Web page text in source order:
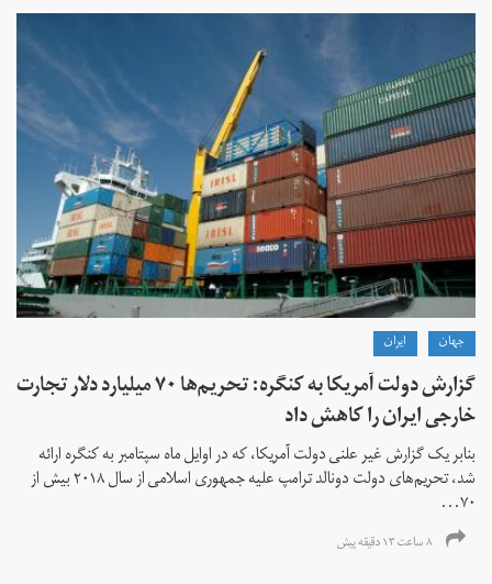
جهان ايران
گزارش دولت آمریکا به کنگره: تحریم‌ها ۷۰ میلیارد دلار تجارت
خارجی ایران را کاهش داد
بنابر یک گزارش غیر علنی دولت آمریکا، که در اوایل ماه سپتامبر به کنگره ارائه
شد، تحریم‌های دولت دونالد ترامپ علیه جمهوری اسلامی از سال ۲۰۱۸ بیش از
۷۰...
۸ ساعت ۱۳ دقیقه پیش